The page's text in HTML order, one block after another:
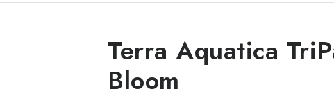
Terra Aquatica
Bloom